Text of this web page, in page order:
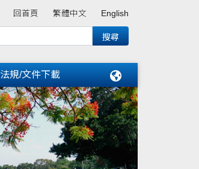
回首頁 繁體中文 English
法規/文件下載